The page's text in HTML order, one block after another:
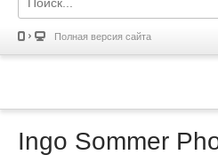
Полная версия сайта
Ingo Sommer